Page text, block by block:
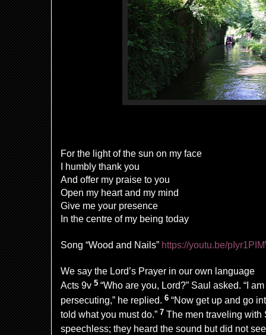
For the light of the sun on my face
I humbly thank you
And offer my praise to you
Open my heart and my mind
Give me your presence
In the centre of my being today
Song “Wood and Nails” https://youtu.be/
We say the Lord’s Prayer in our own language
Acts 9v 5 “Who are you, Lord?” Saul asked. “I
persecuting,” he replied. 6 “Now get up and go
told what you must do.” 7 The men traveling with
speechless; they heard the sound but did not